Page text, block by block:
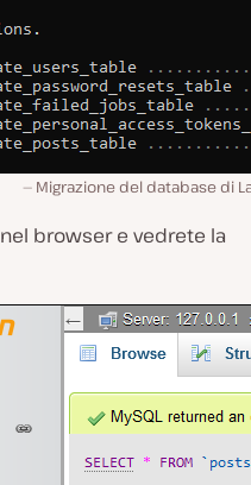
Migrazione del database di
nel browser e vedrete la